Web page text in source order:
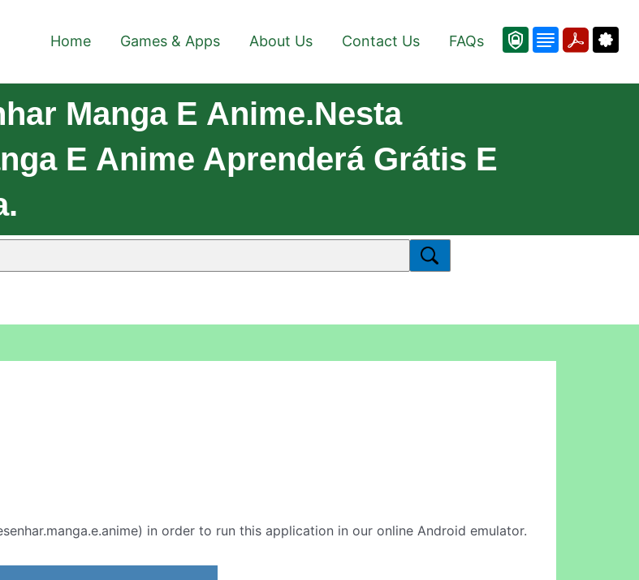
Home Games & Apps About Us Contact Us FAQs
Manga E Anime.Nesta
E Anime Aprenderá Grátis E
in order to run this application in our online Android emulator.